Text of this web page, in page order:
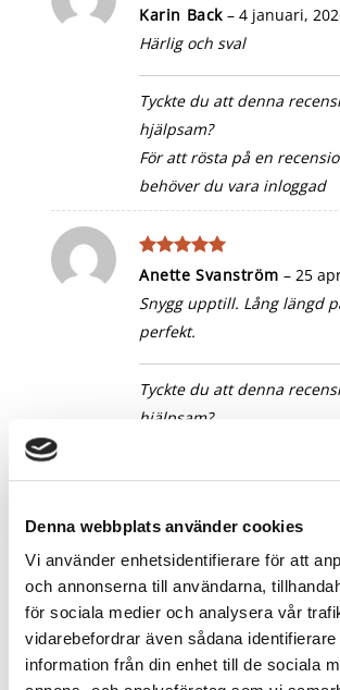
Denna webbplats använder cookies
Vi använder enhetsidentifierare för att
och annonserna till användarna,
för sociala medier och analysera vår
vidarebefordrar även sådana
information från din enhet till de sociala
Betygsatt5
Karin Back– 4 januari,
Härlig och sval
Tyckte du att denna
hjälpsam?
För att rösta på en
behöver du vara inloggad
Betygsatt5
Anette Svanström – 25
Snygg upptill. Lång längd
perfekt.
Tyckte du att denna
hjälpsam?
För att rösta på en
Betygsatt5
Saga Ilona Blomkvist– 14
Härligt material och så fin
Tyckte du att denna
hjälpsam?